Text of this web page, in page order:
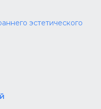
эстетического